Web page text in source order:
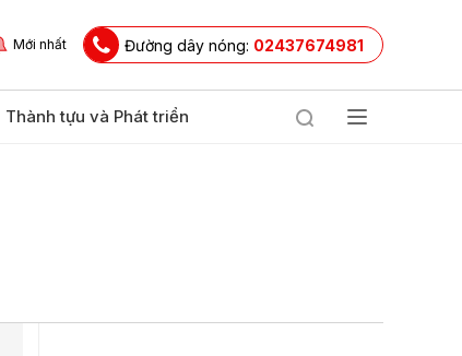
Mới nhất Đường dây nóng: 02437674981
Thành tựu và Phát triển